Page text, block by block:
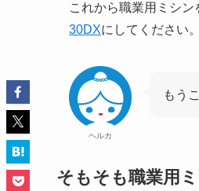
これから職業用ミシ
30DXにしてください。
ヘルカ
もう
そもそも職業用